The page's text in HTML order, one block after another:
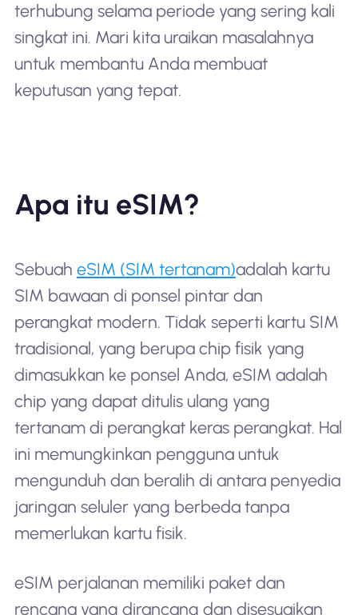
terhubung selama periode yang sering kali
singkat ini. Mari kita uraikan masalahnya
untuk membantu Anda membuat
keputusan yang tepat.
Apa itu eSIM?
Sebuah eSIM (SIM tertanam)adalah kartu
SIM bawaan di ponsel pintar dan
perangkat modern. Tidak seperti kartu SIM
tradisional, yang berupa chip fisik yang
dimasukkan ke ponsel Anda, eSIM adalah
chip yang dapat ditulis ulang yang
tertanam di perangkat keras perangkat. Hal
ini memungkinkan pengguna untuk
mengunduh dan beralih di antara penyedia
jaringan seluler yang berbeda tanpa
memerlukan kartu fisik.
eSIM perjalanan memiliki paket dan
rencana yang dirancang dan disesuaikan